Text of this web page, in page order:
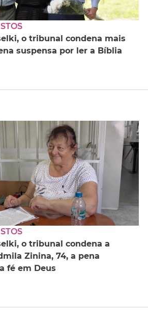
o tribunal condena mais
suspensa por ler a Bíblia
o tribunal condena a
Zinina, 74, a pena
fé em Deus